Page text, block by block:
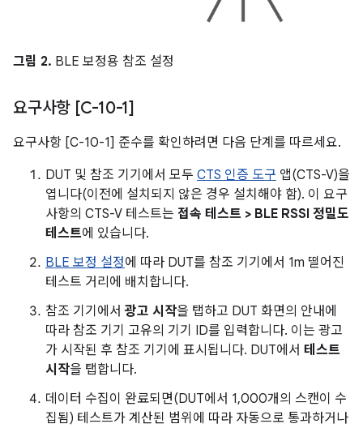
그림 2. BLE 보정용 참조 설정
요구사항 [C-10-1]
요구사항 [C-10-1] 준수를 확인하려면 다음 단계를 따르세요.
DUT 및 참조 기기에서 모두 CTS 인증 도구 앱(CTS-V)을
엽니다(이전에 설치되지 않은 경우 설치해야 함). 이 요구
사항의 CTS-V 테스트는 접속 테스트 > BLE RSSI 정밀도
테스트에 있습니다.
BLE 보정 설정에 따라 DUT를 참조 기기에서 1m 떨어진
테스트 거리에 배치합니다.
참조 기기에서광고 시작을 탭하고 DUT 화면의 안내에
따라 참조 기기 고유의 기기 ID를 입력합니다. 이는 광고
가 시작된 후 참조 기기에 표시됩니다. DUT에서 테스트
시작을 탭합니다.
데이터 수집이 완료되면(DUT에서 1,000개의 스캔이 수
집됨) 테스트가 계산된 범위에 따라 자동으로 통과하거나